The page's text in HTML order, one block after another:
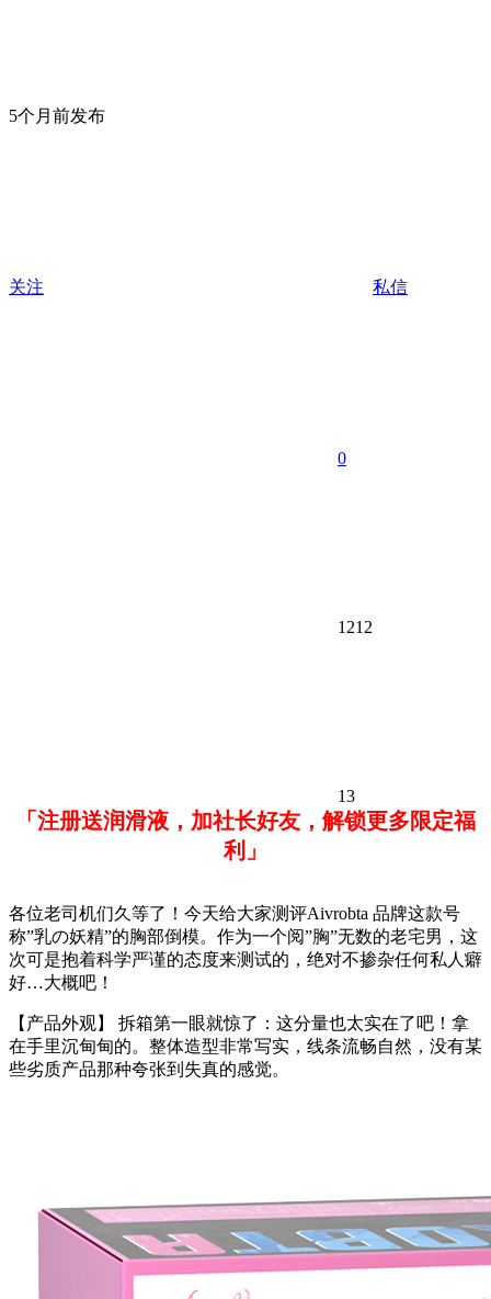
5个月前发布
关注 私信
0
1212
13
「注册送润滑液，加社长好友，解锁更多限定福
利」
各位老司机们久等了！今天给大家测评Aivrobta 品牌这款号
称”乳の妖精”的胸部倒模。作为一个阅”胸”无数的老宅男，这
次可是抱着科学严谨的态度来测试的，绝对不掺杂任何私人癖
好…大概吧！
【产品外观】 拆箱第一眼就惊了：这分量也太实在了吧！拿
在手里沉甸甸的。整体造型非常写实，线条流畅自然，没有某
些劣质产品那种夸张到失真的感觉。